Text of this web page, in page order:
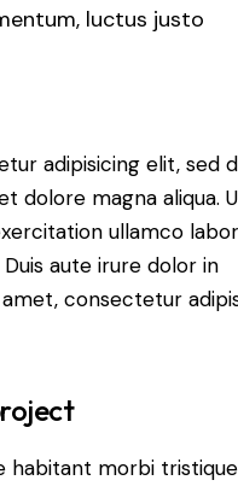
luctus justo
adipisicing elit, sed
dolore magna aliqua.
ullamco
aute irure dolor in
consectetur
habitant morbi tristique